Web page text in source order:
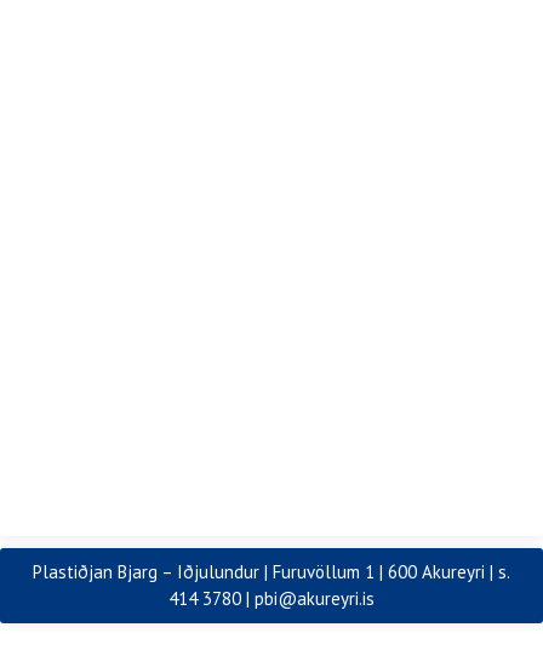
Plastiðjan Bjarg – Iðjulundur | Furuvöllum 1 | 600 Akureyri | s.
414 3780 | pbi@akureyri.is